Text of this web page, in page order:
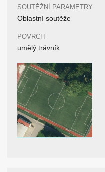
SOUTĚŽNÍ PARAMETRY
Oblastní soutěže
POVRCH
umělý trávník